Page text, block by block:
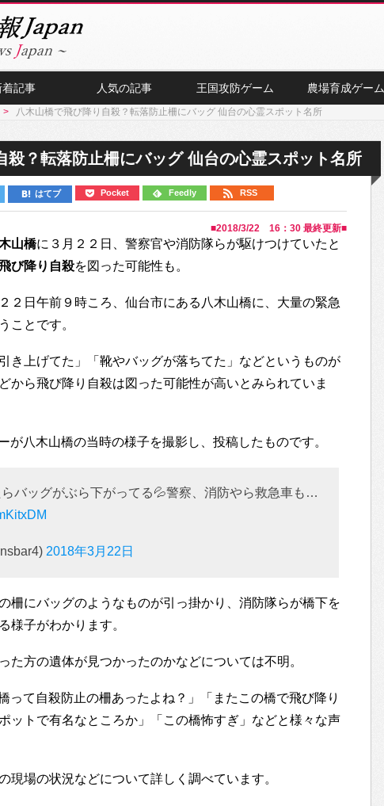
着記事 人気の記事 王国攻防ゲーム 農場育成ゲーム
八木山橋で飛び降り自殺？転落防止柵にバッグ 仙台の心霊スポット名所
殺？転落防止柵にバッグ 仙台の心霊スポット名所
はてブ Pocket Feedly RSS
■2018/3/22 16：30 最終更新■
山橋に３月２２日、警察官や消防隊らが駆けつけていたと
び降り自殺を図った可能性も。
２日午前９時ころ、仙台市にある八木山橋に、大量の緊急
ことです。
き上げてた」「靴やバッグが落ちてた」などというものが
から飛び降り自殺は図った可能性が高いとみられていま
が八木山橋の当時の様子を撮影し、投稿したものです。
バッグがぶら下がってる💦警察、消防やら救急車も…
2018年3月22日
柵にバッグのようなものが引っ掛かり、消防隊らが橋下を
様子がわかります。
た方の遺体が見つかったのかなどについては不明。
って自殺防止の柵あったよね？」「またこの橋で飛び降り
ットで有名なところか」「この橋怖すぎ」などと様々な声
現場の状況などについて詳しく調べています。